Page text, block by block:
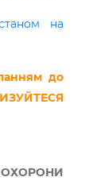
на
до
ОХОРОНИ